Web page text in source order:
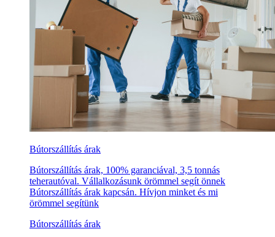
Bútorszállítás árak
Bútorszállítás árak, 100% garanciával, 3,5 tonnás
teherautóval. Vállalkozásunk örömmel segít önnek
Bútorszállítás árak kapcsán. Hívjon minket és mi
örömmel segítünk
Bútorszállítás árak